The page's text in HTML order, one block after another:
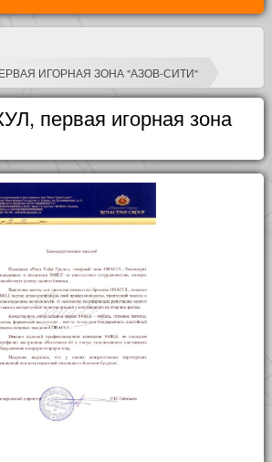
ИГОРНАЯ ЗОНА "АЗОВ-СИТИ"
первая игорная зона